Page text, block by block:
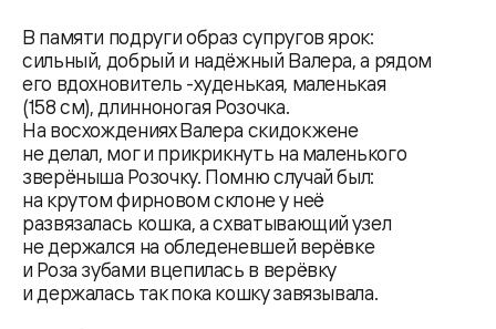
В памяти подруги образ супругов ярок:
сильный, добрый и надёжный Валера, а рядом
его вдохновитель -худенькая, маленькая
(158 см), длинноногая Розочка.
На восхождениях Валера скидок жене
не делал, мог и прикрикнуть на маленького
зверёныша Розочку. Помню случай был:
на крутом фирновом склоне у неё
развязалась кошка, а схватывающий узел
не держался на обледеневшей верёвке
и Роза зубами вцепилась в верёвку
и держалась так пока кошку завязывала.